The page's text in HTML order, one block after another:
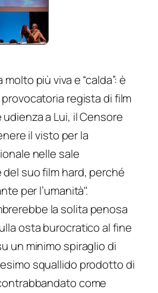
più viva e “calda”: è
regista di film
a Lui, il Censore
il visto per la
nelle sale
suo film hard, perché
per l’umanità".
la solita penosa
osta burocratico al fine
un minimo spiraglio di
squallido prodotto di
come